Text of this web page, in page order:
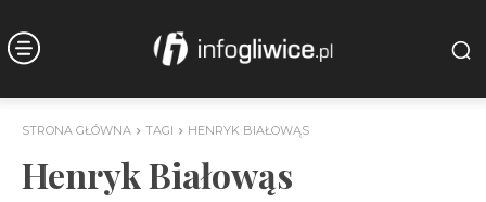
STRONA GŁÓWNA TAGI HENRYK BIAŁOWĄS
Henryk Białowąs